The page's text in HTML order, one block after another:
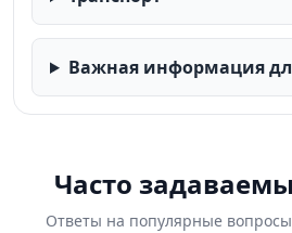
Важная информация
Часто
Ответы на популярные